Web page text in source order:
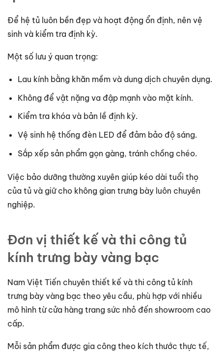
Để hệ tủ luôn bền đẹp và hoạt động ổn định, nên vệ
sinh và kiểm tra định kỳ.
Một số lưu ý quan trọng:
Lau kính bằng khăn mềm và dung dịch chuyên dụng.
Không để vật nặng va đập mạnh vào mặt kính.
Kiểm tra khóa và bản lề định kỳ.
Vệ sinh hệ thống đèn LED để đảm bảo độ sáng.
Sắp xếp sản phẩm gọn gàng, tránh chồng chéo.
Việc bảo dưỡng thường xuyên giúp kéo dài tuổi thọ
của tủ và giữ cho không gian trưng bày luôn chuyên
nghiệp.
Đơn vị thiết kế và thi công tủ
kính trưng bày vàng bạc
Nam Việt Tiến chuyên thiết kế và thi công tủ kính
trưng bày vàng bạc theo yêu cầu, phù hợp với nhiều
mô hình từ cửa hàng trang sức nhỏ đến showroom cao
cấp.
Mỗi sản phẩm được gia công theo kích thước thực tế,